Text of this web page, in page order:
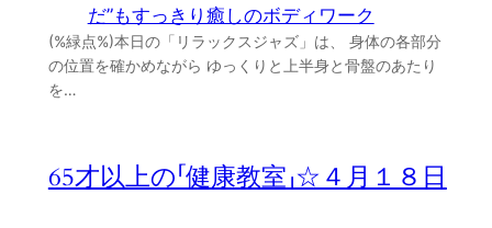
だ”もすっきり癒しのボディワーク
(%緑点%)本日の「リラックスジャズ」は、 身体の各部分
の位置を確かめながら ゆっくりと上半身と骨盤のあたり
を…
65才以上の「健康教室」☆４月１８日